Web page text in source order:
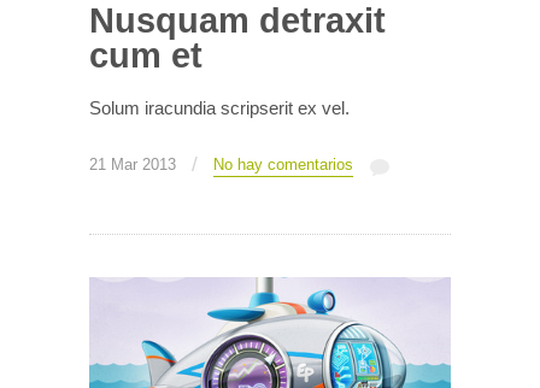
Nusquam detraxit
cum et
Solum iracundia scripserit ex vel.
21 Mar 2013 / No hay comentarios